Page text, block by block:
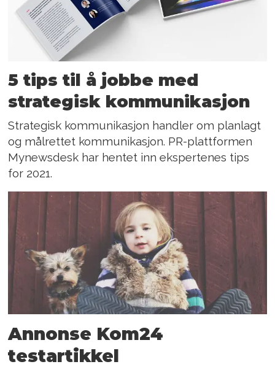
5 tips til å jobbe med
strategisk kommunikasjon
Strategisk kommunikasjon handler om planlagt
og målrettet kommunikasjon. PR-plattformen
Mynewsdesk har hentet inn ekspertenes tips
for 2021.
Annonse Kom24
testartikkel